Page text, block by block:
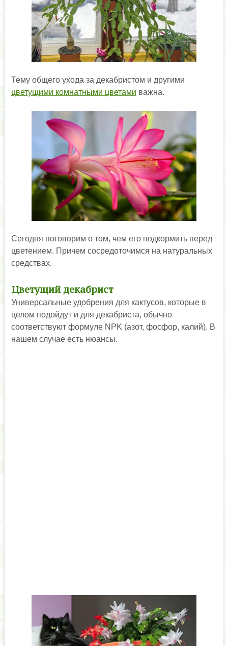
Тему общего ухода за декабристом и другими
цветущими комнатными цветами важна.
Сегодня поговорим о том, чем его подкормить перед
цветением. Причем сосредоточимся на натуральных
средствах.
Цветущий декабрист
Универсальные удобрения для кактусов, которые в
целом подойдут и для декабриста, обычно
соответствуют формуле NPK (азот, фосфор, калий). В
нашем случае есть нюансы.